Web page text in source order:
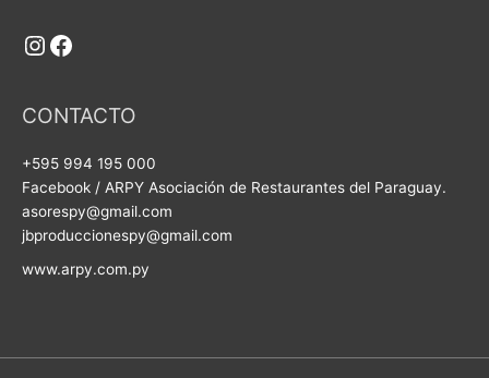
CONTACTO
+595 994 195 000
Facebook / ARPY Asociación de Restaurantes del Paraguay.
asorespy@gmail.com
jbproduccionespy@gmail.com
www.arpy.com.py